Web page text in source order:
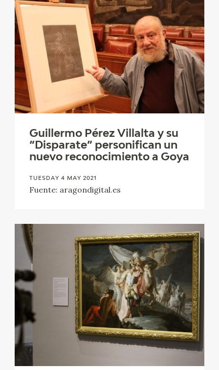
EL VIAJE DE GOYA
CATÁLOGO
PREMIO ARAGÓN GOYA
PUBLICACIONES
ONLINE SHOP
EDUCA
RECURSOS EDUCATIVOS
ARASAAC
Guillermo Pérez Villalta y su
“Disparate” personifican un
nuevo reconocimiento a Goya
TUESDAY 4 MAY 2021
Fuente: aragondigital.es